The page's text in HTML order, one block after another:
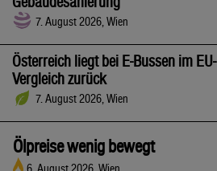
7. August 2026, Wien
Österreich liegt bei E-Bussen im EU-
Vergleich zurück
7. August 2026, Wien
Ölpreise wenig bewegt